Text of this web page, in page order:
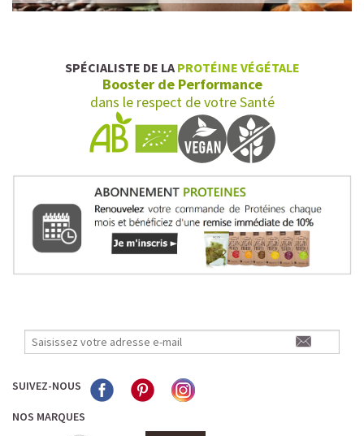
SPÉCIALISTE DE LA PROTÉINE VÉGÉTALE
Booster de Performance
dans le respect de votre Santé
SUIVEZ-NOUS
NOS MARQUES